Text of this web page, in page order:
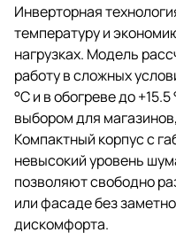
Инверторная
температуру и
нагрузках. Модель
работу в сложных
°C и в обогреве до
выбором для
Компактный корпус с
невысокий уровень
позволяют свободно
или фасаде без
дискомфорта.